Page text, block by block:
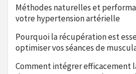
Méthodes naturelles et
votre hypertension artérielle
Pourquoi la récupération est
optimiser vos séances de
Comment intégrer efficacement